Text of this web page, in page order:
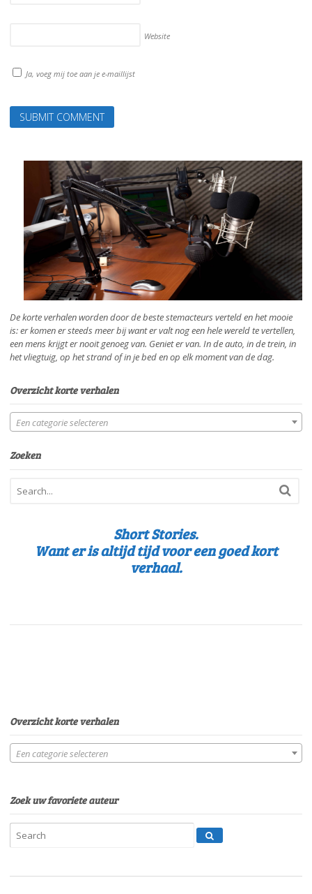
Website
Ja, voeg mij toe aan je e-maillijst
De korte verhalen worden door de beste stemacteurs verteld en het mooie
is: er komen er steeds meer bij want er valt nog een hele wereld te vertellen,
een mens krijgt er nooit genoeg van. Geniet er van. In de auto, in de trein, in
het vliegtuig, op het strand of in je bed en op elk moment van de dag.
Overzicht korte verhalen
Een categorie selecteren
Zoeken
Short Stories.
Want er is altijd tijd voor een goed kort
verhaal.
Overzicht korte verhalen
Een categorie selecteren
Zoek uw favoriete auteur